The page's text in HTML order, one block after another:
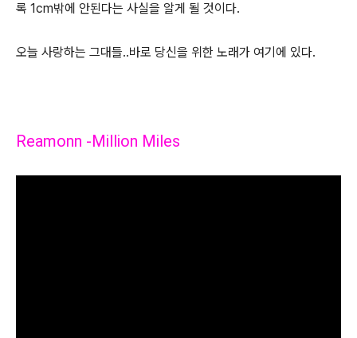
록 1cm밖에 안된다는 사실을 알게 될 것이다.
오늘 사랑하는 그대들..바로 당신을 위한 노래가 여기에 있다.
Reamonn -Million Miles